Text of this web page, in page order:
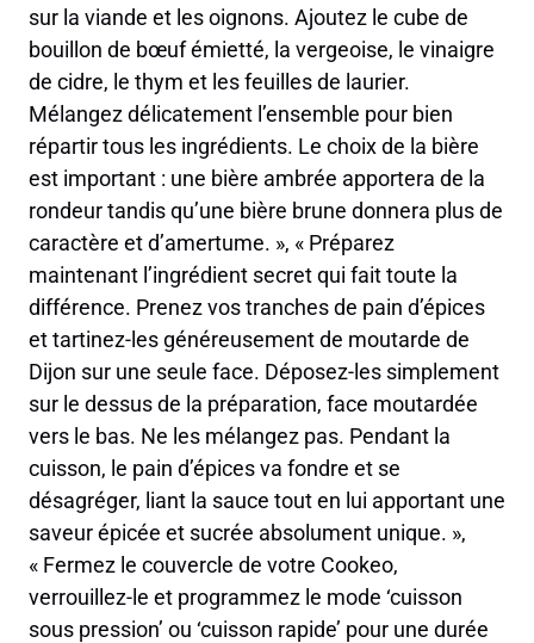
sur la viande et les oignons. Ajoutez le cube de
bouillon de bœuf émietté, la vergeoise, le vinaigre
de cidre, le thym et les feuilles de laurier.
Mélangez délicatement l’ensemble pour bien
répartir tous les ingrédients. Le choix de la bière
est important : une bière ambrée apportera de la
rondeur tandis qu’une bière brune donnera plus de
caractère et d’amertume. », « Préparez
maintenant l’ingrédient secret qui fait toute la
différence. Prenez vos tranches de pain d’épices
et tartinez-les généreusement de moutarde de
Dijon sur une seule face. Déposez-les simplement
sur le dessus de la préparation, face moutardée
vers le bas. Ne les mélangez pas. Pendant la
cuisson, le pain d’épices va fondre et se
désagréger, liant la sauce tout en lui apportant une
saveur épicée et sucrée absolument unique. »,
« Fermez le couvercle de votre Cookeo,
verrouillez-le et programmez le mode ‘cuisson
sous pression’ ou ‘cuisson rapide’ pour une durée